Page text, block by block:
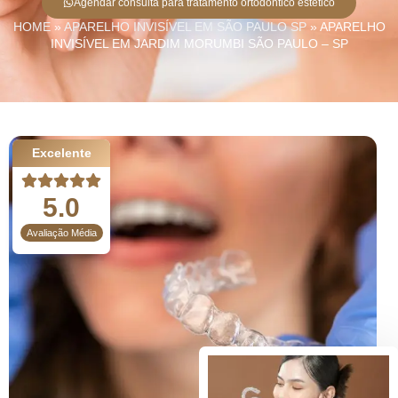
HOME» APARELHO INVISÍVEL EM SÃO PAULO SP» APARELHO
INVISÍVEL EM JARDIM MORUMBI SÃO PAULO – SP
Excelente
5.0
Avaliação Média